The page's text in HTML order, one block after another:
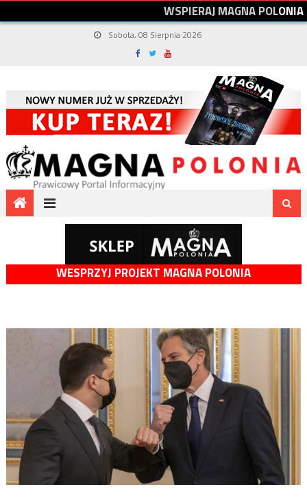
WSPIERAJMAGNAPOLONIA
Sobota, 08 Sierpnia 2026
WESPRZYJ PROJEKT MAGNA POLONIA